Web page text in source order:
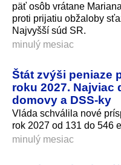
päť osôb vrátane
proti prijatiu obžaloby
Najvyšší súd SR.
minulý mesiac
Štát zvýši peniaze
roku 2027. Najviac
domovy a DSS-ky
Vláda schválila nové
rok 2027 od 131 do 546
minulý mesiac